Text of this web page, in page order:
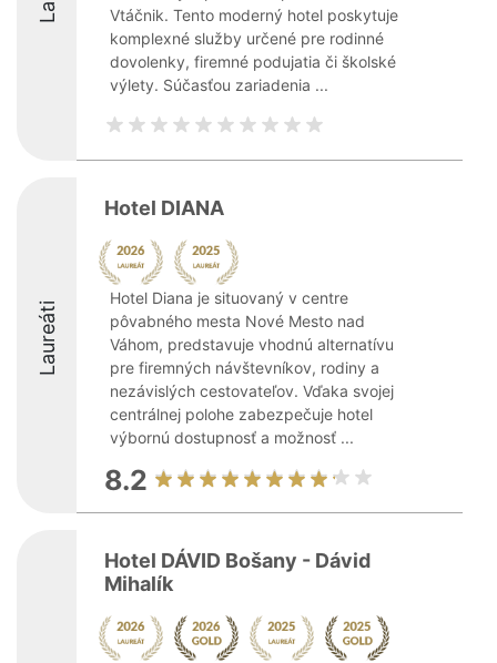
Vtáčnik. Tento moderný hotel poskytuje
komplexné služby určené pre rodinné
dovolenky, firemné podujatia či školské
výlety. Súčasťou zariadenia ...
Laureáti
Hotel DIANA
Hotel Diana je situovaný v centre
pôvabného mesta Nové Mesto nad
Váhom, predstavuje vhodnú alternatívu
pre firemných návštevníkov, rodiny a
nezávislých cestovateľov. Vďaka svojej
centrálnej polohe zabezpečuje hotel
výbornú dostupnosť a možnosť ...
8.2
Hotel DÁVID Bošany - Dávid
Mihalík